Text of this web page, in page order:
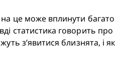
це може вплинути багато
статистика говорить про
з’явитися близнята, і як